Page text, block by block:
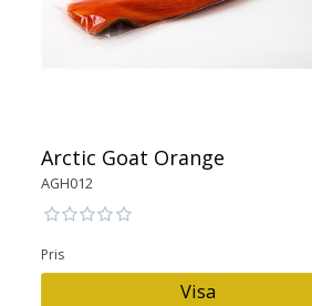
Arctic Goat Orange
AGH012
Pris
Visa